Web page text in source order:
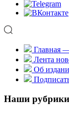
Главная
Лента
Об
Наши рубрики